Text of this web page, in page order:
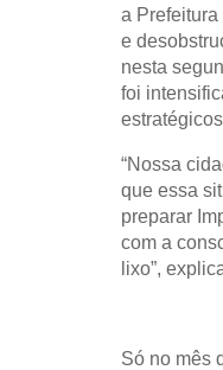
a
e
nesta
foi
“Nossa
que essa
preparar
com a
lixo”,
Só no mês